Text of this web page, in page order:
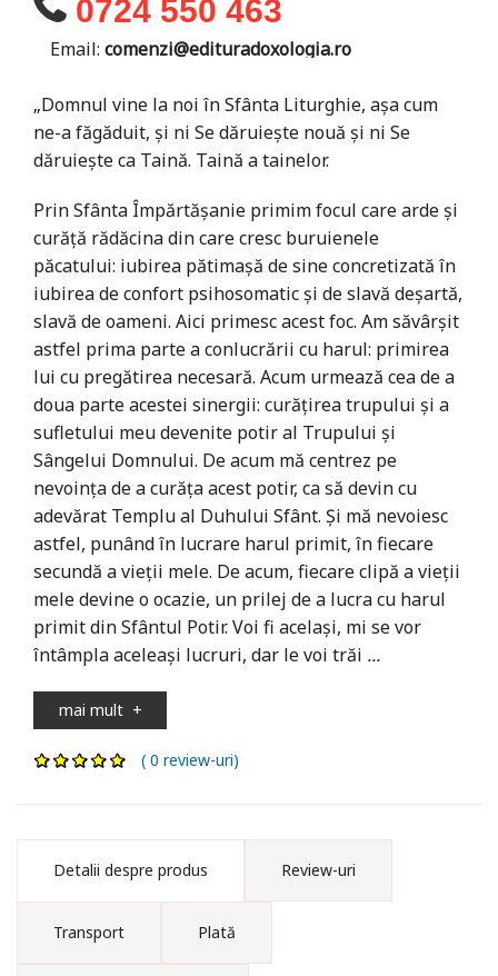
0724 550 463
Email: comenzi@edituradoxologia.ro
„Domnul vine la noi în Sfânta Liturghie, aşa cum
ne-a făgăduit, şi ni Se dăruieşte nouă şi ni Se
dăruieşte ca Taină. Taină a tainelor.
Prin Sfânta Împărtăşanie primim focul care arde şi
curăţă rădăcina din care cresc buruienele
păcatului: iubirea pătimaşă de sine concretizată în
iubirea de confort psihosomatic şi de slavă deşartă,
slavă de oameni. Aici primesc acest foc. Am săvârşit
astfel prima parte a conlucrării cu harul: primirea
lui cu pregătirea necesară. Acum urmează cea de a
doua parte acestei sinergii: curăţirea trupului şi a
sufletului meu devenite potir al Trupului şi
Sângelui Domnului. De acum mă centrez pe
nevoinţa de a curăţa acest potir, ca să devin cu
adevărat Templu al Duhului Sfânt. Şi mă nevoiesc
astfel, punând în lucrare harul primit, în fiecare
secundă a vieţii mele. De acum, fiecare clipă a vieţii
mele devine o ocazie, un prilej de a lucra cu harul
primit din Sfântul Potir. Voi fi acelaşi, mi se vor
întâmpla aceleaşi lucruri, dar le voi trăi ...
mai mult +
( 0 review-uri)
Detalii despre produs Review-uri
Transport Plată